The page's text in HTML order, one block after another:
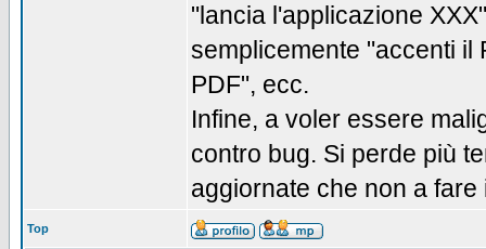
"lancia l'applicazione
semplicemente "accenti il
PDF", ecc.
Infine, a voler essere
contro bug. Si perde più
aggiornate che non a
Top